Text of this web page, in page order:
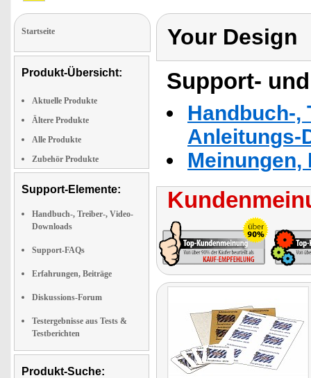
Startseite
Produkt-Übersicht:
Aktuelle Produkte
Ältere Produkte
Alle Produkte
Zubehör Produkte
Support-Elemente:
Handbuch-, Treiber-, Video-
Downloads
Support-FAQs
Erfahrungen, Beiträge
Diskussions-Forum
Testergebnisse aus Tests &
Testberichten
Produkt-Suche:
Your Design
Support-
Handbuch-,
Anleitungs-